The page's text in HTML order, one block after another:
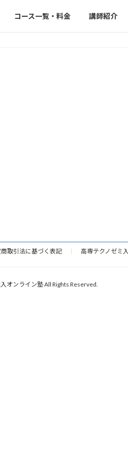
コース一覧・料金 講師紹介
取引法に基づく表記 高専テクノゼミ
オンライン塾 All Rights Reserved.